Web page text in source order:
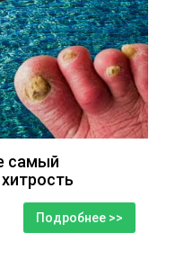
самый
Подробнее >>